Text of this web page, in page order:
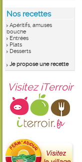
Nos recettes
Apéritifs, amuses
bouche
Entrées
Plats
Desserts
Je propose une recette
Visitez iTerroir